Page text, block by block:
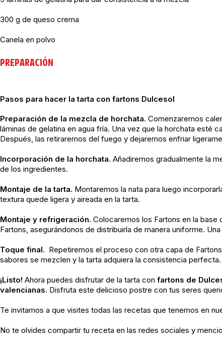
300 g de queso crema
Canela en polvo
PREPARACIÓN
Pasos para hacer la tarta con fartons Dulcesol
Preparación de la mezcla de horchata. Comenzaremos
láminas de gelatina en agua fría. Una vez que la horchata esté
Después, las retiraremos del fuego y dejaremos enfriar
Incorporación de la horchata. Añadiremos gradualmente la
de los ingredientes.
Montaje de la tarta. Montaremos la nata para luego
textura quede ligera y aireada en la tarta.
Montaje y refrigeración. Colocaremos los Fartons en la
Fartons, asegurándonos de distribuirla de manera uniforme.
Toque final. Repetiremos el proceso con otra capa de
sabores se mezclen y la tarta adquiera la consistencia perfecta.
¡Listo! Ahora puedes disfrutar de la tarta con fartons de
valencianas. Disfruta este delicioso postre con tus seres
Te invitamos a que visites todas las recetas que tenemos en
No te olvides compartir tu receta en las redes sociales y